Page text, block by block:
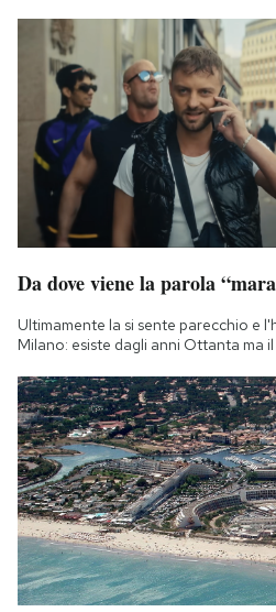
Da dove viene la parola
Ultimamente la si sente parecchio e
Milano: esiste dagli anni Ottanta ma